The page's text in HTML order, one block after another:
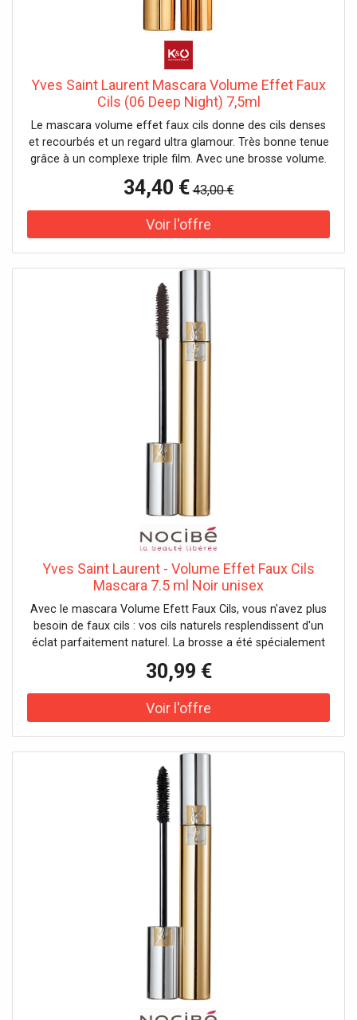
Yves Saint Laurent Mascara Volume Effet Faux
Cils (06 Deep Night) 7,5ml
Le mascara volume effet faux cils donne des cils denses
et recourbés et un regard ultra glamour. Très bonne tenue
grâce à un complexe triple film. Avec une brosse volume.
Testé sous contrôle ophtalmologique. Convient aux yeux
sensibles et aux porteuses de lentilles de contact. Effet :
volumateur, épaississant Caractéristique : longue tenue Il
n'y a pas de précautions spécifiques à prendre pour
l'utilisation de ce produit dans des conditions normales ou
34,40 € 43,00 €
Yves Saint Laurent - Volume Effet Faux Cils
Mascara 7.5 ml Noir unisex
Avec le mascara Volume Efett Faux Cils, vous n'avez plus
besoin de faux cils : vos cils naturels resplendissent d'un
éclat parfaitement naturel. La brosse a été spécialement
30,99 €